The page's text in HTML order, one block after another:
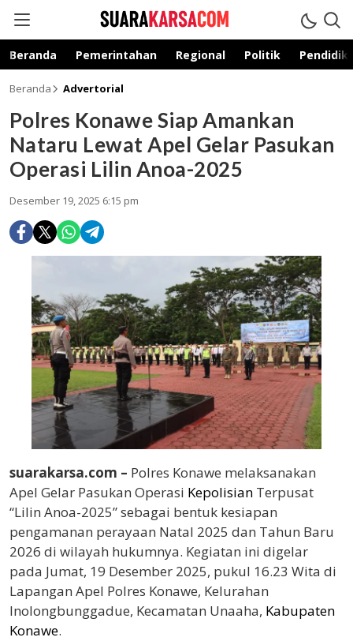
suarakarsa.com
Informasi terpercaya
Beranda Pemerintahan Regional Politik
Beranda Advertorial
Polres Konawe Siap Amankan
Nataru Lewat Apel Gelar Pasukan
Operasi Lilin Anoa-2025
Desember 19, 2025 6:15 pm
suarakarsa.com – Polres Konawe melaksanakan
Apel Gelar Pasukan Operasi Kepolisian Terpusat
“Lilin Anoa-2025” sebagai bentuk kesiapan
pengamanan perayaan Natal 2025 dan Tahun Baru
2026 di wilayah hukumnya. Kegiatan ini digelar
pada Jumat, 19 Desember 2025, pukul 16.23 Wita di
Lapangan Apel Polres Konawe, Kelurahan
Inolongbunggadue, Kecamatan Unaaha, Kabupaten
Konawe.